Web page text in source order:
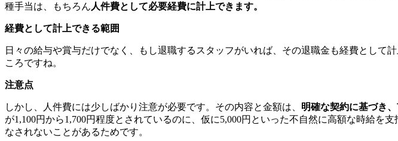
種手当は、もちろん 人件費として必要経費に計上できます。
経費として計上できる範囲
日々の給与や賞与だけでなく、もし退職するスタッフがいれば、その退職金も経費とし
ころですね。
注意点
しかし、人件費には少しばかり注意が必要です。その内容と金額は、 明確な契約に基づき
が1,100円から1,700円程度とされているのに、仮に5,000円といった不自然に高額な時給
なされないことがあるためです。